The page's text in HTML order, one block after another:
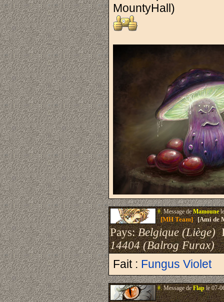
MountyHall)
#.Message deMamoune
[MH Team][Ami de
Pays:Belgique (Liège)
14404 (Balrog Furax)
Fait : Fungus Violet
#.Message deFlaple 07-